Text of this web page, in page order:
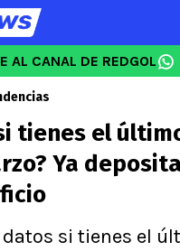
AL CANAL DE REDGOL
tienes el
Ya
datos si tienes el